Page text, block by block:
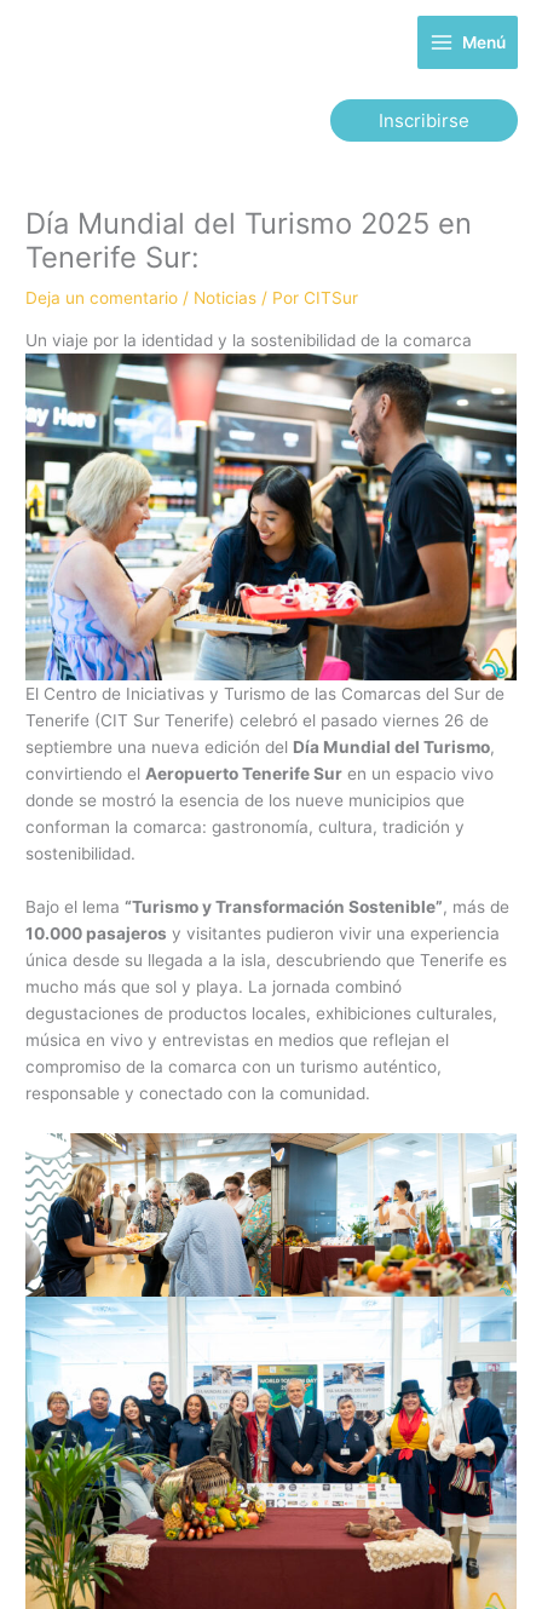
Menú
Inscribirse
Día Mundial del Turismo 2025 en
Tenerife Sur:
Deja un comentario / Noticias / PorCITSur
Un viaje por la identidad y la sostenibilidad de la comarca
El Centro de Iniciativas y Turismo de las Comarcas del Sur de
Tenerife (CIT Sur Tenerife) celebró el pasado viernes 26 de
septiembre una nueva edición del Día Mundial del Turismo,
convirtiendo elAeropuerto Tenerife Sur en un espacio vivo
donde se mostró la esencia de los nueve municipios que
conforman la comarca: gastronomía, cultura, tradición y
sostenibilidad.
Bajo el lema“Turismo y Transformación Sostenible”, más de
10.000 pasajeros y visitantes pudieron vivir una experiencia
única desde su llegada a la isla, descubriendo que Tenerife es
mucho más que sol y playa. La jornada combinó
degustaciones de productos locales, exhibiciones culturales,
música en vivo y entrevistas en medios que reflejan el
compromiso de la comarca con un turismo auténtico,
responsable y conectado con la comunidad.